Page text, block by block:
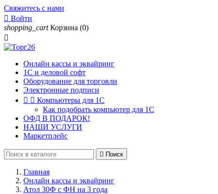
Свяжитесь с нами
 Войти
shopping_cart Корзина (0)

Онлайн кассы и эквайринг
1С и деловой софт
Оборудование для торговли
Электронные подписи
  Компьютеры для 1С
Как подобрать компьютер для 1С
ОФД В ПОДАРОК!
НАШИ УСЛУГИ
Маркетплейс
 Поиск
Главная
Онлайн кассы и эквайринг
Атол 30Ф с ФН на 3 года